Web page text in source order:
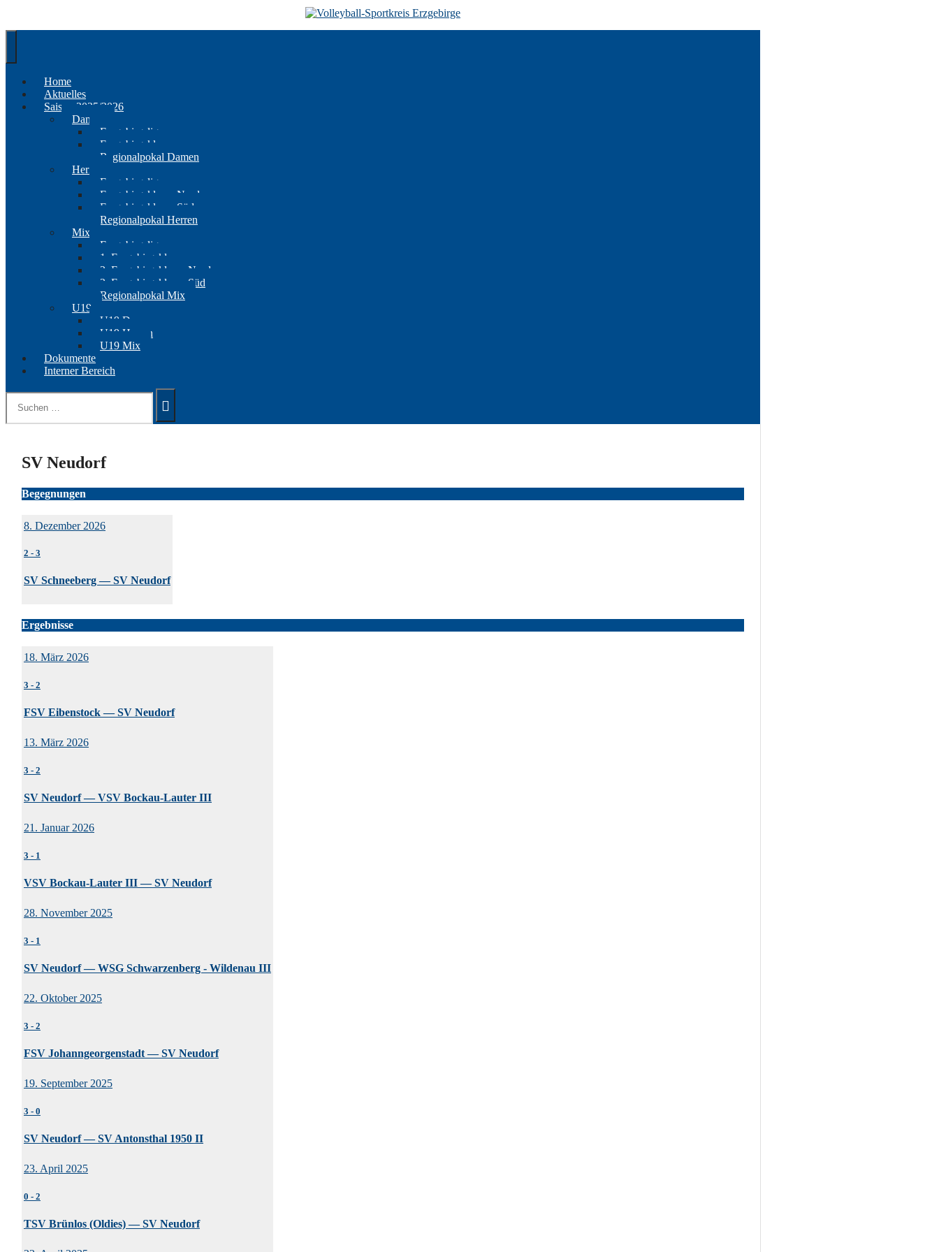
Home
Aktuelles
Saison 2025/2026
Damen
Erzgebirgsliga
Erzgebirgsklasse
Regionalpokal Damen
Herren
Erzgebirgsliga
Erzgebirgsklasse Nord
Erzgebirgsklasse Süd
Regionalpokal Herren
Mix
Erzgebirgsliga
1. Erzgebirgsklasse
2. Erzgebirgsklasse Nord
2. Erzgebirgsklasse Süd
Regionalpokal Mix
U19
U19 Damen
U19 Herren
U19 Mix
Dokumente
Interner Bereich
Suchen
nach:
SV Neudorf
Begegnungen
8. Dezember 2026
2 - 3
SV Schneeberg — SV Neudorf
Ergebnisse
18. März 2026
3 - 2
FSV Eibenstock — SV Neudorf
13. März 2026
3 - 2
SV Neudorf — VSV Bockau-Lauter III
21. Januar 2026
3 - 1
VSV Bockau-Lauter III — SV Neudorf
28. November 2025
3 - 1
SV Neudorf — WSG Schwarzenberg - Wildenau III
22. Oktober 2025
3 - 2
FSV Johanngeorgenstadt — SV Neudorf
19. September 2025
3 - 0
SV Neudorf — SV Antonsthal 1950 II
23. April 2025
0 - 2
TSV Brünlos (Oldies) — SV Neudorf